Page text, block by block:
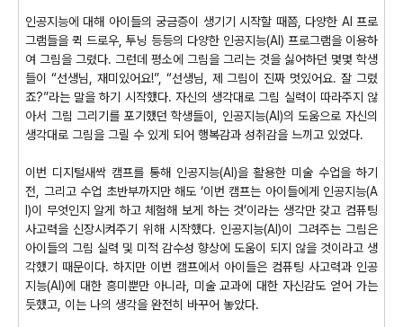
인공지능에 대해 아이들의 궁금증이 생기기 시작할 때쯤, 다양한 AI 프로
그램들을 퀵 드로우, 투닝 등등의 다양한 인공지능(AI) 프로그램을 이용하
여 그림을 그렸다. 그런데 평소에 그림을 그리는 것을 싫어하던 몇몇 학생
들이 “선생님, 재미있어요!”, “선생님, 제 그림이 진짜 멋있어요. 잘 그렸
죠?”라는 말을 하기 시작했다. 자신의 생각대로 그림 실력이 따라주지 않
아서 그림 그리기를 포기했던 학생들이, 인공지능(AI)의 도움으로 자신의
생각대로 그림을 그릴 수 있게 되어 행복감과 성취감을 느끼고 있었다.
이번 디지털새싹 캠프를 통해 인공지능(AI)을 활용한 미술 수업을 하기
전, 그리고 수업 초반부까지만 해도 ‘이번 캠프는 아이들에게 인공지능(A
I)이 무엇인지 알게 하고 체험해 보게 하는 것’이라는 생각만 갖고 컴퓨팅
사고력을 신장시켜주기 위해 시작했다. 인공지능(AI)이 그려주는 그림은
아이들의 그림 실력 및 미적 감수성 향상에 도움이 되지 않을 것이라고 생
각했기 때문이다. 하지만 이번 캠프에서 아이들은 컴퓨팅 사고력과 인공
지능(AI)에 대한 흥미뿐만 아니라, 미술 교과에 대한 자신감도 얻어 가는
듯했고, 이는 나의 생각을 완전히 바꾸어 놓았다.